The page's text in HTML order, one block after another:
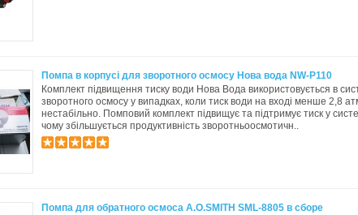
Помпа в корпусі для зворотного осмосу Нова вода NW-P110
Комплект підвищення тиску води Нова Вода використовується в
зворотного осмосу у випадках, коли тиск води на вході менше 2,8
нестабільно. Помповий комплект підвищує та підтримує тиск у
чому збільшується продуктивність зворотньоосмотичн..
Помпа для обратного осмоса A.O.SMITH SML-8805 в сборе